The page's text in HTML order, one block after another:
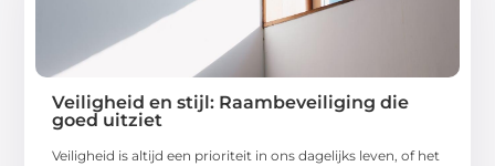
Veiligheid en stijl: Raambeveiliging die
goed uitziet
Veiligheid is altijd een prioriteit in ons dagelijks leven, of het